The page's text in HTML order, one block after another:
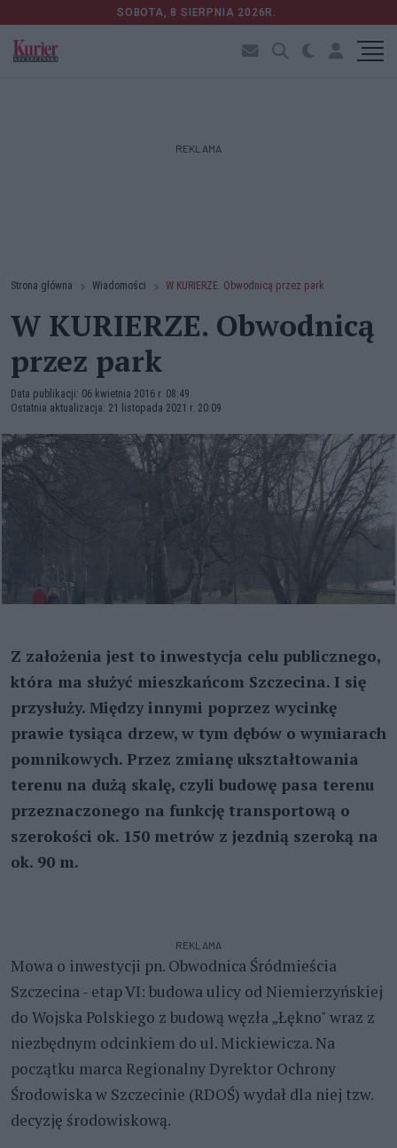
SOBOTA, 8 SIERPNIA 2026R.
REKLAMA
Strona główna Wiadomości W KURIERZE. Obwodnicą przez park
W KURIERZE. Obwodnicą
przez park
Data publikacji: 06 kwietnia 2016 r. 08:49
Ostatnia aktualizacja: 21 listopada 2021 r. 20:09
Z założenia jest to inwestycja celu publicznego,
która ma służyć mieszkańcom Szczecina. I się
przysłuży. Między innymi poprzez wycinkę
prawie tysiąca drzew, w tym dębów o wymiarach
pomnikowych. Przez zmianę ukształtowania
terenu na dużą skalę, czyli budowę pasa terenu
przeznaczonego na funkcję transportową o
szerokości ok. 150 metrów z jezdnią szeroką na
ok. 90 m.
REKLAMA
Mowa o inwestycji pn. Obwodnica Śródmieścia
Szczecina - etap VI: budowa ulicy od Niemierzyńskiej
do Wojska Polskiego z budową węzła „Łękno" wraz z
niezbędnym odcinkiem do ul. Mickiewicza. Na
początku marca Regionalny Dyrektor Ochrony
Środowiska w Szczecinie (RDOŚ) wydał dla niej tzw.
decyzję środowiskową.